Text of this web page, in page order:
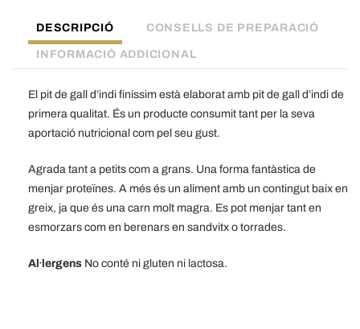
150
DESCRIPCIÓ CONSELLS DE PREPARACIÓ
INFORMACIÓ ADDICIONAL
El pit de gall d’indi finíssim està elaborat amb pit de gall d’indi de
primera qualitat. És un producte consumit tant per la seva
aportació nutricional com pel seu gust.
Agrada tant a petits com a grans. Una forma fantàstica de
menjar proteïnes. A més és un aliment amb un contingut baix en
greix, ja que és una carn molt magra. Es pot menjar tant en
esmorzars com en berenars en sandvitx o torrades.
Al·lergens No conté ni gluten ni lactosa.